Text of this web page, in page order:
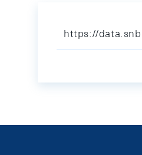
https://